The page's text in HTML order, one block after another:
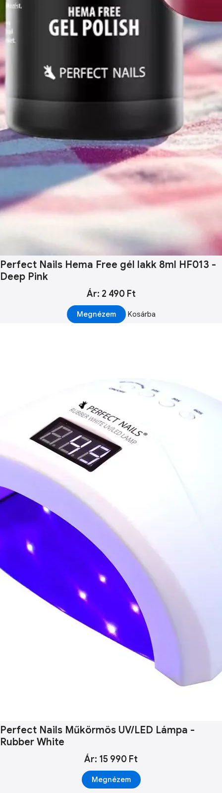
Perfect Nails Hema Free gél lakk 8ml HF013 -
Deep Pink
Ár: 2 490 Ft
Megnézem Kosárba
Perfect Nails Műkörmös UV/LED Lámpa -
Rubber White
Ár: 15 990 Ft
Megnézem